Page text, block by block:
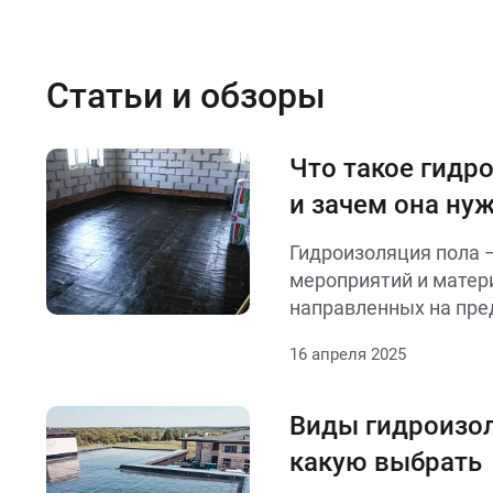
Статьи и обзоры
Что такое
и зачем она
Гидроизоляция пола
мероприятий и
направленных на
основание здания
строительных
разрушения под
имеет несколько
16 апреля 2025
Виды
какую выбрать